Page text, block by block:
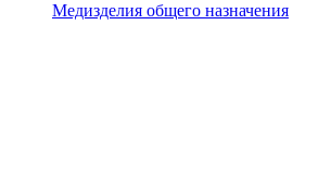
Медизделия общего назначения